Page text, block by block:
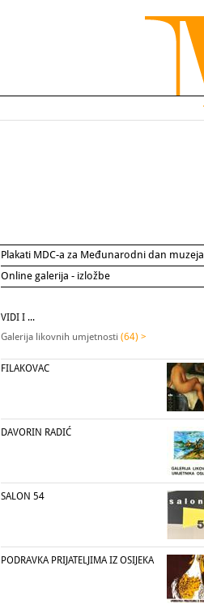
Plakati MDC-a za Međunarodni dan muzeja
Online galerija - izložbe
VIDI I ...
Galerija likovnih umjetnosti (64) >
FILAKOVAC
DAVORIN RADIĆ
SALON 54
PODRAVKA PRIJATELJIMA IZ OSIJEKA